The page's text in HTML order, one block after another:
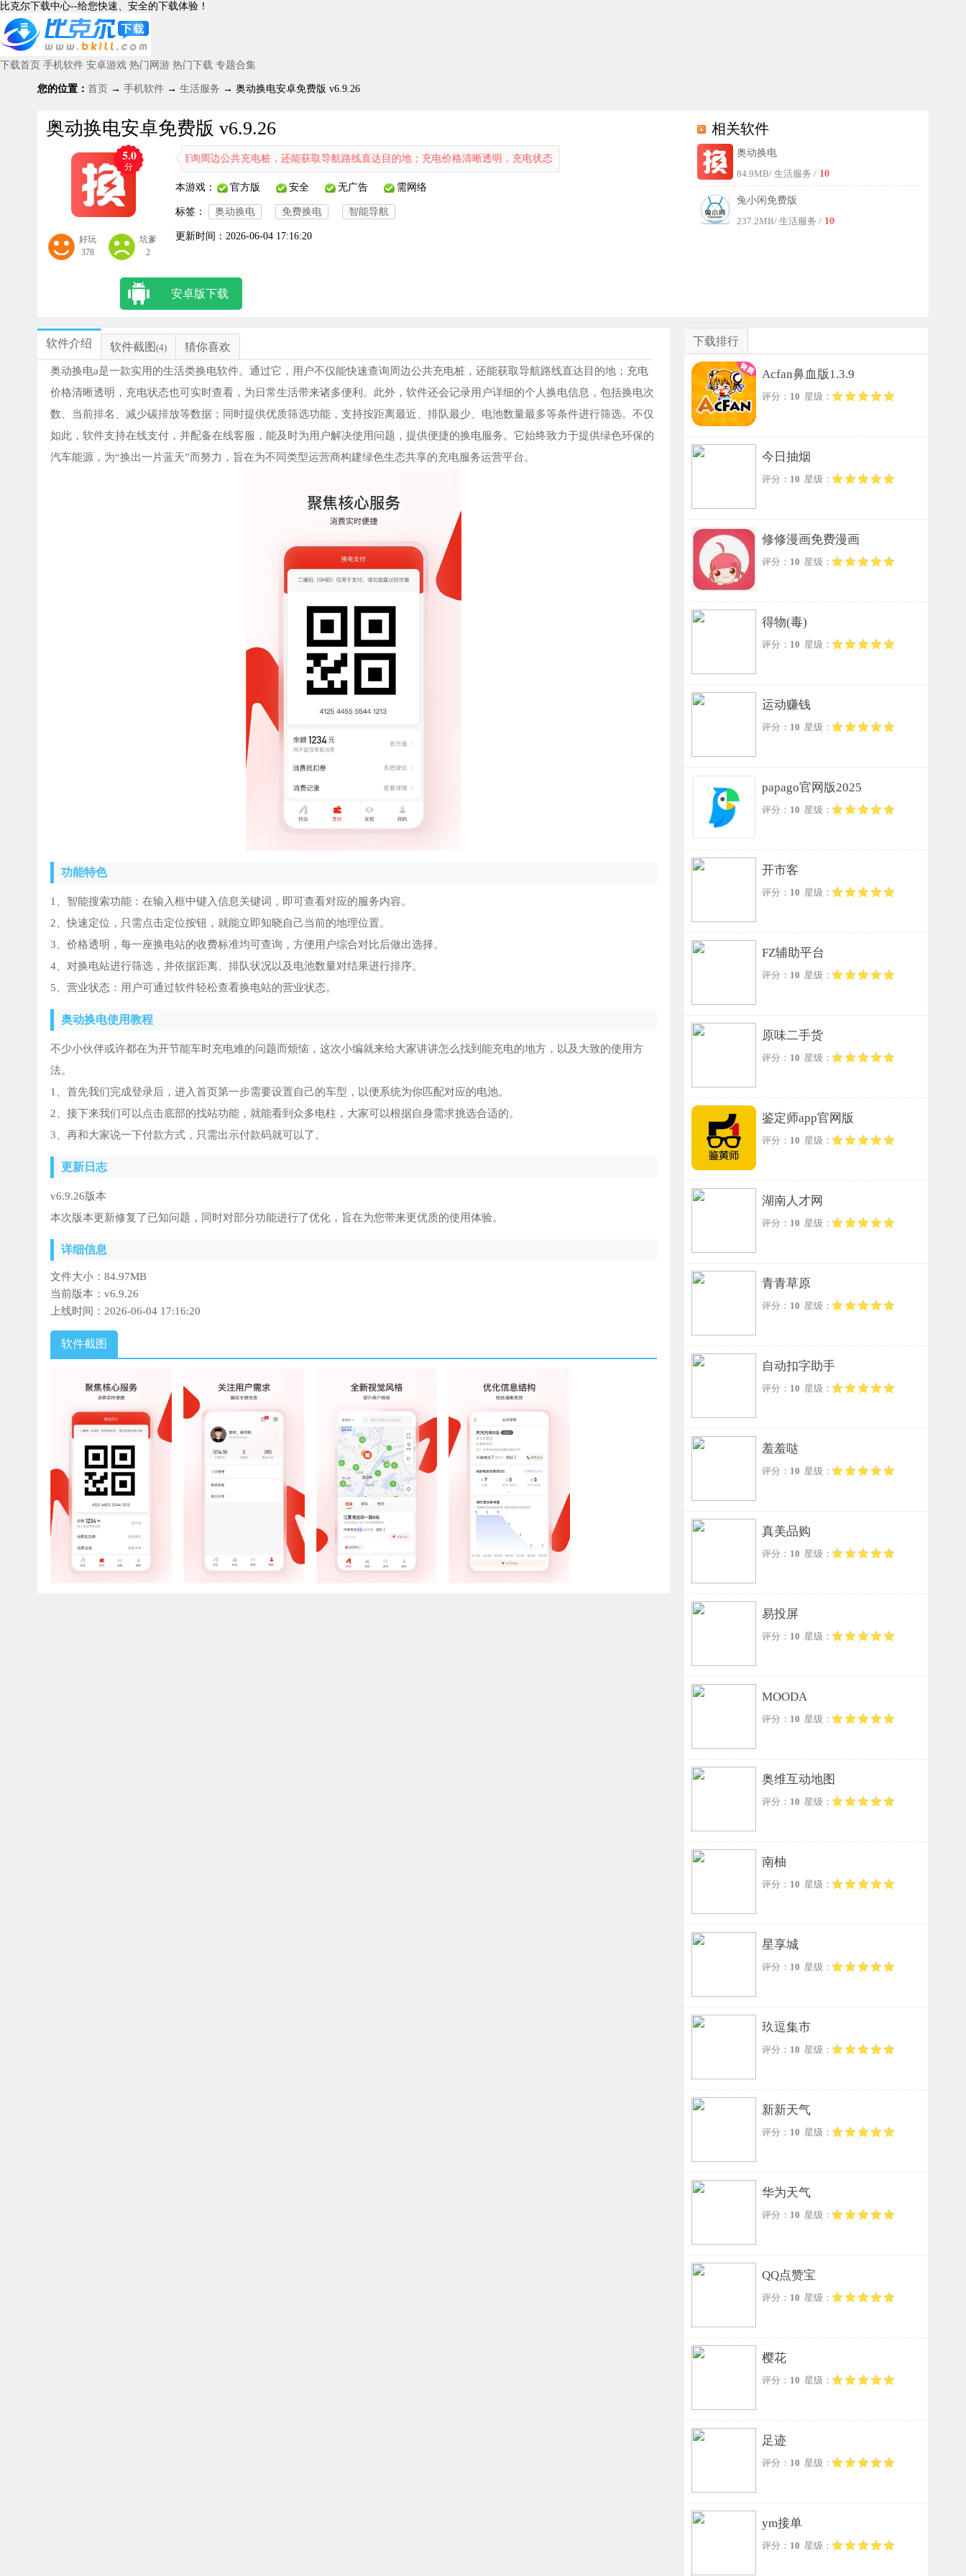
比克尔下载中心--给您快速、安全的下载体验！
下载首页 手机软件 安卓游戏 热门网游 热门下载 专题合集
您的位置： 首页 → 手机软件 → 生活服务 → 奥动换电安卓免费版 v6.9.26
奥动换电安卓免费版 v6.9.26
5.0
分
好玩
378
坑爹
2
。通过它，用户不仅能快速查询周边公共充电桩，还能获取导航路线直达目的地；充电价格清晰透明，充电状态也可实时查看，为日常生活带来诸多便利。此外，软件还会记录用户详细的个人换电信息，包括
本游戏： 官方版 安全 无广告 需网络
标签： 奥动换电 免费换电 智能导航
更新时间： 2026-06-04 17:16:20
安卓版下载
相关软件
奥动换电
84.9MB/ 生活服务 / 10
兔小闲免费版
237.2MB/ 生活服务 / 10
软件介绍 软件截图 (4) 猜你喜欢
奥动换电a是一款实用的生活类换电软件。通过它，用户不仅能快速查询周边公共充电桩，还能获取导航路线直达目的地；充电
价格清晰透明，充电状态也可实时查看，为日常生活带来诸多便利。此外，软件还会记录用户详细的个人换电信息，包括换电次
数、当前排名、减少碳排放等数据；同时提供优质筛选功能，支持按距离最近、排队最少、电池数量最多等条件进行筛选。不仅
如此，软件支持在线支付，并配备在线客服，能及时为用户解决使用问题，提供便捷的换电服务。它始终致力于提供绿色环保的
汽车能源，为“换出一片蓝天”而努力，旨在为不同类型运营商构建绿色生态共享的充电服务运营平台。
功能特色
1、智能搜索功能：在输入框中键入信息关键词，即可查看对应的服务内容。
2、快速定位，只需点击定位按钮，就能立即知晓自己当前的地理位置。
3、价格透明，每一座换电站的收费标准均可查询，方便用户综合对比后做出选择。
4、对换电站进行筛选，并依据距离、排队状况以及电池数量对结果进行排序。
5、营业状态：用户可通过软件轻松查看换电站的营业状态。
奥动换电使用教程
不少小伙伴或许都在为开节能车时充电难的问题而烦恼，这次小编就来给大家讲讲怎么找到能充电的地方，以及大致的使用方
法。
1、首先我们完成登录后，进入首页第一步需要设置自己的车型，以便系统为你匹配对应的电池。
2、接下来我们可以点击底部的找站功能，就能看到众多电柱，大家可以根据自身需求挑选合适的。
3、再和大家说一下付款方式，只需出示付款码就可以了。
更新日志
v6.9.26版本
本次版本更新修复了已知问题，同时对部分功能进行了优化，旨在为您带来更优质的使用体验。
详细信息
文件大小： 84.97MB
当前版本： v6.9.26
上线时间： 2026-06-04 17:16:20
软件截图
下载排行
Acfan鼻血版1.3.9
评分： 10 星级：
今日抽烟
评分： 10 星级：
修修漫画免费漫画
评分： 10 星级：
得物(毒)
评分： 10 星级：
运动赚钱
评分： 10 星级：
papago官网版2025
评分： 10 星级：
开市客
评分： 10 星级：
FZ辅助平台
评分： 10 星级：
原味二手货
评分： 10 星级：
鉴定师app官网版
评分： 10 星级：
湖南人才网
评分： 10 星级：
青青草原
评分： 10 星级：
自动扣字助手
评分： 10 星级：
羞羞哒
评分： 10 星级：
真美品购
评分： 10 星级：
易投屏
评分： 10 星级：
MOODA
评分： 10 星级：
奥维互动地图
评分： 10 星级：
南柚
评分： 10 星级：
星享城
评分： 10 星级：
玖逗集市
评分： 10 星级：
新新天气
评分： 10 星级：
华为天气
评分： 10 星级：
QQ点赞宝
评分： 10 星级：
樱花
评分： 10 星级：
足迹
评分： 10 星级：
ym接单
评分： 10 星级：